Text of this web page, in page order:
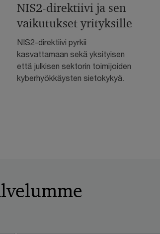
NIS2-direktiivi ja sen
vaikutukset yrityksille
NIS2-direktiivi pyrkii
kasvattamaan sekä yksityisen
että julkisen sektorin toimijoiden
kyberhyökkäysten sietokykyä.